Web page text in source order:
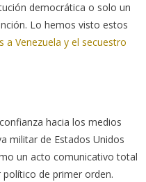
democrática o solo un
Lo hemos visto estos
a Venezuela y el secuestro
hacia los medios
militar de Estados Unidos
un acto comunicativo total
de primer orden.